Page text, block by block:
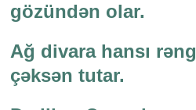
gözündən olar.
Ağ divara hansı rəng
çəksən tutar.